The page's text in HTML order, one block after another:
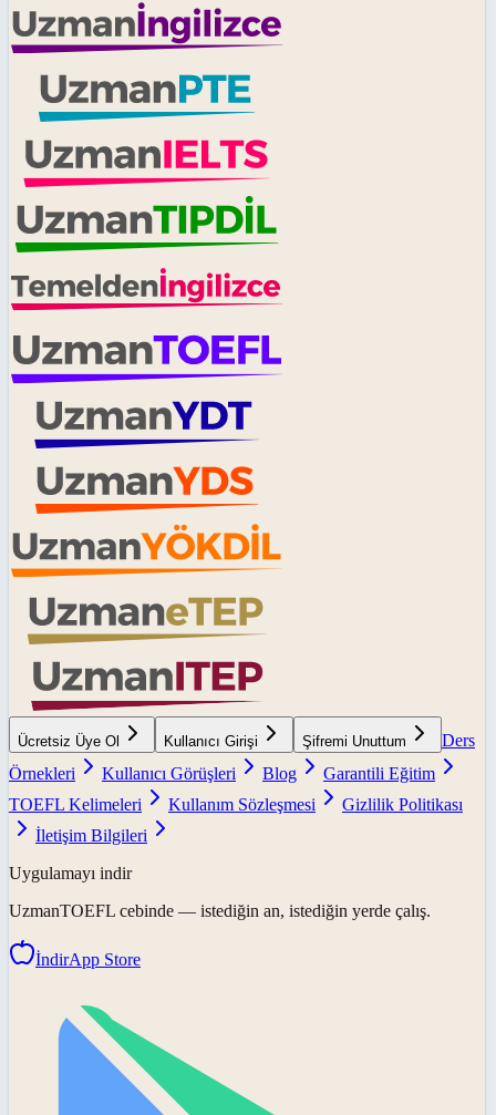
Ücretsiz Üye Ol Kullanıcı Girişi Şifremi Unuttum
Ders
Örnekleri
Kullanıcı Görüşleri Blog
Garantili Eğitim
TOEFL Kelimeleri
Kullanım Sözleşmesi
Gizlilik Politikası
İletişim Bilgileri
Uygulamayı indir
UzmanTOEFL cebinde — istediğin an, istediğin yerde çalış.
İndirApp Store